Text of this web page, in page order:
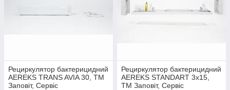
Рециркулятор бактерицидний
AEREKS TRANS AVIA 30, ТМ
Заповіт, Сервіс
Рециркулятор бактерицидний
AEREKS STANDART 3x15,
ТМ Заповіт, Сервіс